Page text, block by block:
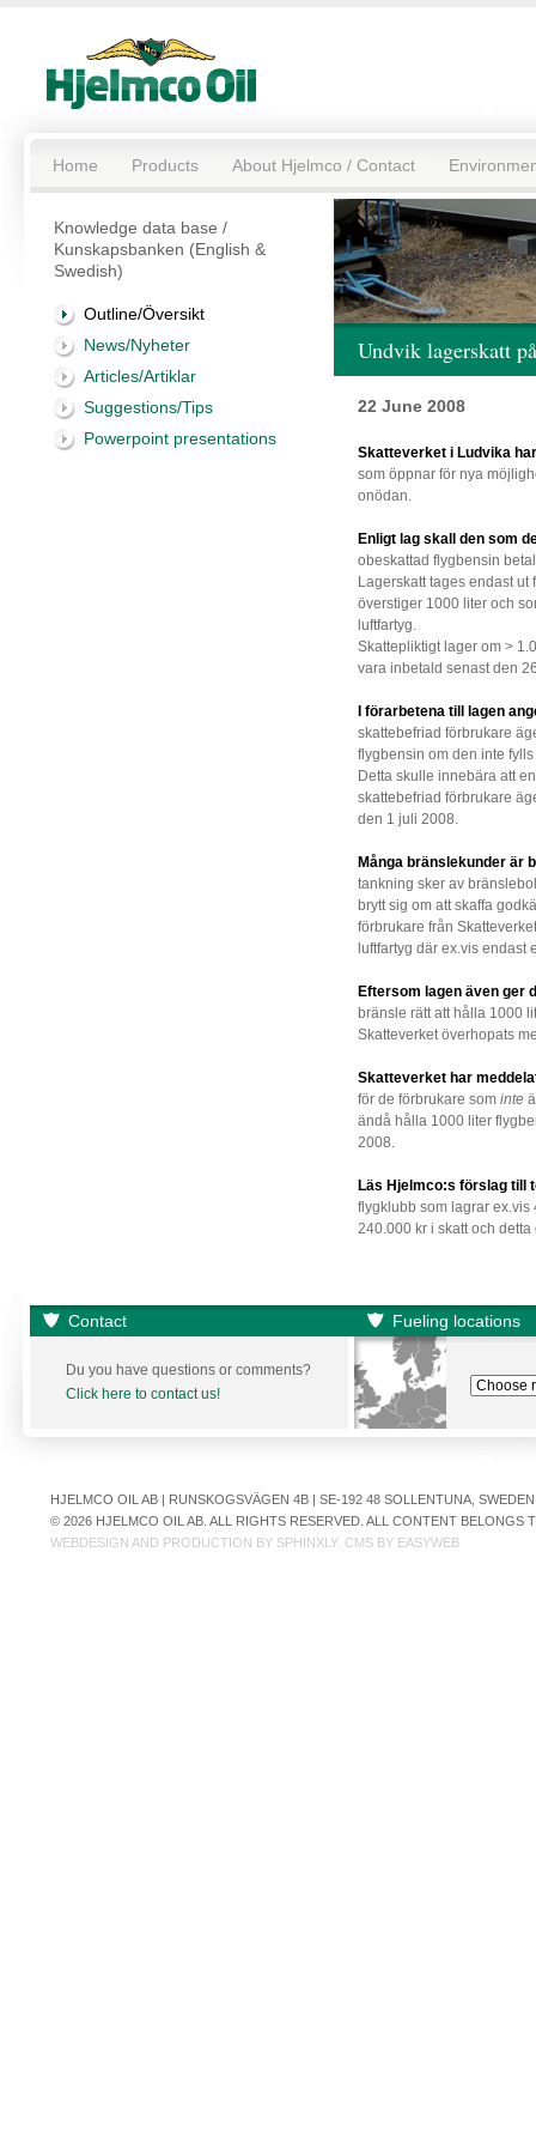
Home Products About Hjelmco / Contact
Knowledge data base /
Kunskapsbanken (English &
Swedish)
Outline/Översikt
News/Nyheter
Articles/Artiklar
Suggestions/Tips
Powerpoint presentations
Undvik lagerskatt
22 June 2008
Skatteverket i Ludvika
som öppnar för nya
onödan.
Enligt lag skall den som
obeskattad flygbensin
Lagerskatt tages endast
överstiger 1000 liter och
luftfartyg.
Skattepliktigt lager om >
vara inbetald senast den
I förarbetena till lagen
skattebefriad förbrukare
flygbensin om den inte
Detta skulle innebära att
skattebefriad förbrukare
den 1 juli 2008.
Många bränslekunder är
tankning sker av
brytt sig om att skaffa
förbrukare från
luftfartyg där ex.vis
Eftersom lagen även ger
bränsle rätt att hålla 1000
Skatteverket överhopats
Skatteverket har
för de förbrukare som inte
ändå hålla 1000 liter
2008.
Läs Hjelmco:s förslag till
flygklubb som lagrar
240.000 kr i skatt och detta
Contact Fueling locations
Du you have questions or comments?
Click here to contact us!
HJELMCO OIL AB | RUNSKOGSVÄGEN 4B | SE-192 48 SOLLENTUNA,
© 2026 HJELMCO OIL AB. ALL RIGHTS RESERVED. ALL CONTENT
WEBDESIGN AND PRODUCTION BY SPHINXLY. CMS BY EASYWEB